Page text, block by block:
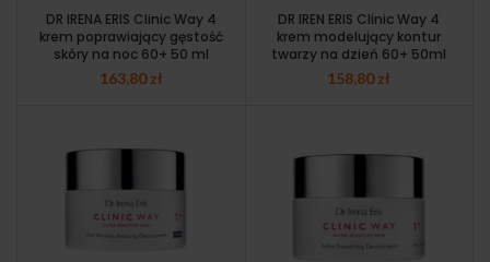
DR IRENA ERIS Clinic Way 4
krem poprawiający gęstość
skóry na noc 60+ 50 ml
163,80zł
DR IREN ERIS Clinic Way 4
krem modelujący kontur
twarzy na dzień 60+ 50ml
158,80zł